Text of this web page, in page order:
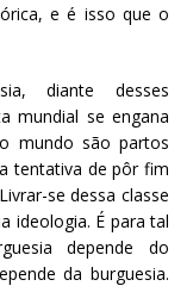
e é isso que o
diante desses
mundial se engana
mundo são partos
tentativa de pôr fim
se dessa classe
ideologia. É para tal
depende do
da burguesia.